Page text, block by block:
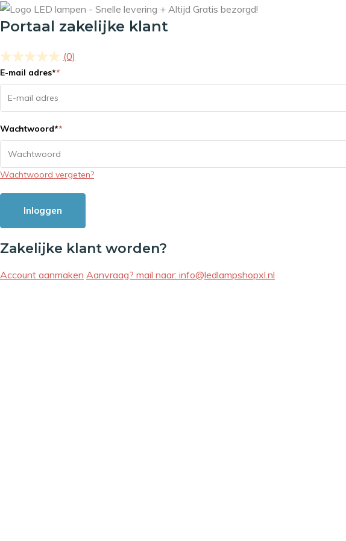
Portaal zakelijke klant
(0)
E-mail adres**
Wachtwoord**
Wachtwoord vergeten?
Inloggen
Zakelijke klant worden?
Account aanmaken Aanvraag? mail naar: info@ledlampshopxl.nl